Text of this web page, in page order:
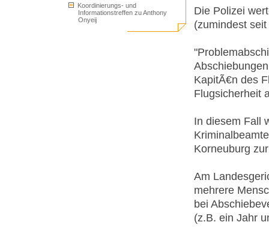
Koordinierungs- und
Informationstreffen zu Anthony
Onyeij
Die Polizei
(zumindest
KapitÃ€n des
Flugsicherheit
In diesem Fall
Korneuburg
Am
mehrere
bei
(z.B. ein Jahr